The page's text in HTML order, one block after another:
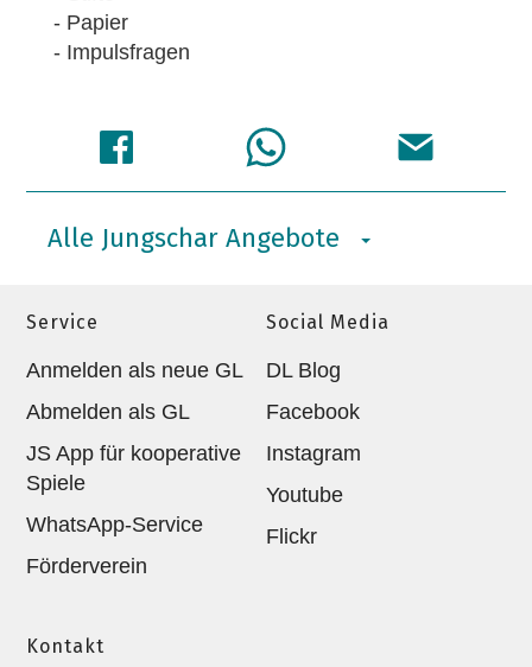
- Papier
- Impulsfragen
Alle Jungschar Angebote
Service
Anmelden als neue GL
Abmelden als GL
JS App für kooperative
Spiele
WhatsApp-Service
Förderverein
Social Media
DL Blog
Facebook
Instagram
Youtube
Flickr
Kontakt